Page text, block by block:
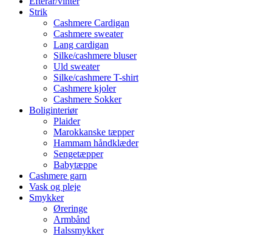
Strik
Cashmere Cardigan
Cashmere sweater
Lang cardigan
Silke/cashmere bluser
Uld sweater
Silke/cashmere T-shirt
Cashmere kjoler
Cashmere Sokker
Boliginteriør
Plaider
Marokkanske tæpper
Hammam håndklæder
Sengetæpper
Babytæppe
Cashmere garn
Vask og pleje
Smykker
Øreringe
Armbånd
Halssmykker